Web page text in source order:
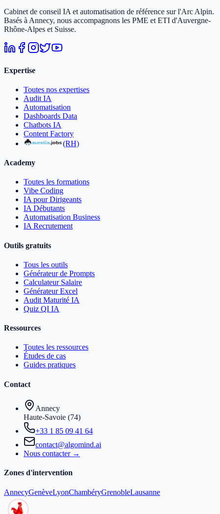
Cabinet de conseil IA et automatisation de référence sur l'Arc Alpin.
Basés à Annecy, nous accompagnons les PME et ETI d'Auvergne-
Rhône-Alpes et Suisse.
Expertise
Toutes nos expertises
Audit IA
Automatisation
Dashboards Data
Chatbots IA
Content Factory
(RH)
Academy
Toutes les formations
Vibe Coding
IA pour Dirigeants
IA Débutants
Automatisation Business
IA Recrutement
Outils gratuits
Tous les outils
Générateur de Prompts
Calculateur Salaire
Générateur Excel
Audit Maturité IA
Quiz QI IA
Ressources
Toutes les ressources
Études de cas
Guides pratiques
Contact
Annecy
Haute-Savoie (74)
+33 1 85 09 41 64
contact@algomind.ai
Nous contacter →
Zones d'intervention
AnnecyGenèveLyonChambéryGrenobleLausanne